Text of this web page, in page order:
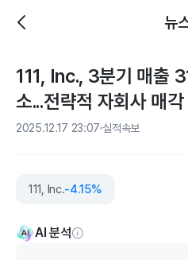
뉴
111, Inc., 3분기 매출
소...전략적 자회사 매
2025.12.17 23:07 실적속보
111, Inc.-4.15%
AI 분석